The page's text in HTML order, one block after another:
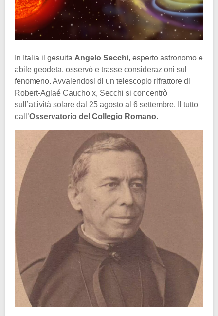
In Italia il gesuita Angelo Secchi, esperto astronomo e
abile geodeta, osservò e trasse considerazioni sul
fenomeno. Avvalendosi di un telescopio rifrattore di
Robert-Aglaé Cauchoix, Secchi si concentrò
sull’attività solare dal 25 agosto al 6 settembre. Il tutto
dall’Osservatorio del Collegio Romano.